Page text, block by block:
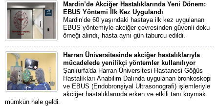
Mardin’de Akciğer Hastalıklarında Yeni Dönem:
EBUS Yöntemi İlk Kez Uygulandı
Mardin’de 60 yaşındaki hastaya ilk kez uygulanan
EBUS yöntemiyle akciğer çevresinden güvenli doku
örneği alındı, hasta aynı gün taburcu edildi.
Harran Üniversitesinde akciğer hastalıklarıyla
mücadelede yenilikçi yöntemler kullanılıyor
Şanlıurfa'da Harran Üniversitesi Hastanesi Göğüs
Hastalıkları Anabilim Dalında uygulanan bronkoskopi
ve EBUS (Endobronşiyal Ultrasonografi) işlemleriyle
akciğer hastalıklarında erken ve etkili tanı koymak
mümkün hale geldi.